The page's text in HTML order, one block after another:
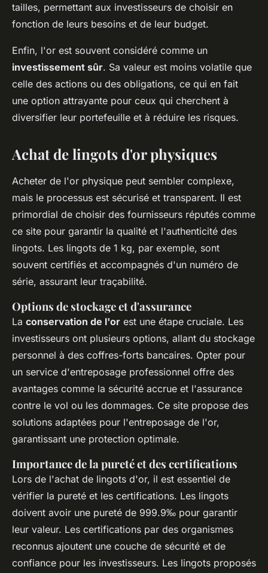
tailles, permettant aux investisseurs de choisir en
fonction de leurs besoins et de leur budget.
Enfin, l'or est souvent considéré comme un
investissement sûr. Sa valeur est moins volatile que
celle des actions ou des obligations, ce qui en fait
une option attrayante pour ceux qui cherchent à
diversifier leur portefeuille et à réduire les risques.
Achat de lingots d'or physiques
Acheter de l'or physique peut sembler complexe,
mais le processus est sécurisé et transparent. Il est
primordial de choisir des fournisseurs réputés comme
ce site pour garantir la qualité et l'authenticité des
lingots. Les lingots de 1 kg, par exemple, sont
souvent certifiés et accompagnés d'un numéro de
série, assurant leur traçabilité.
Options de stockage et d'assurance
La conservation de l'or est une étape cruciale. Les
investisseurs ont plusieurs options, allant du stockage
personnel à des coffres-forts bancaires. Opter pour
un service d'entreposage professionnel offre des
avantages comme la sécurité accrue et l'assurance
contre le vol ou les dommages. Ce site propose des
solutions adaptées pour l'entreposage de l'or,
garantissant une protection optimale.
Importance de la pureté et des certifications
Lors de l'achat de lingots d'or, il est essentiel de
vérifier la pureté et les certifications. Les lingots
doivent avoir une pureté de 999.9‰ pour garantir
leur valeur. Les certifications par des organismes
reconnus ajoutent une couche de sécurité et de
confiance pour les investisseurs. Les lingots proposés